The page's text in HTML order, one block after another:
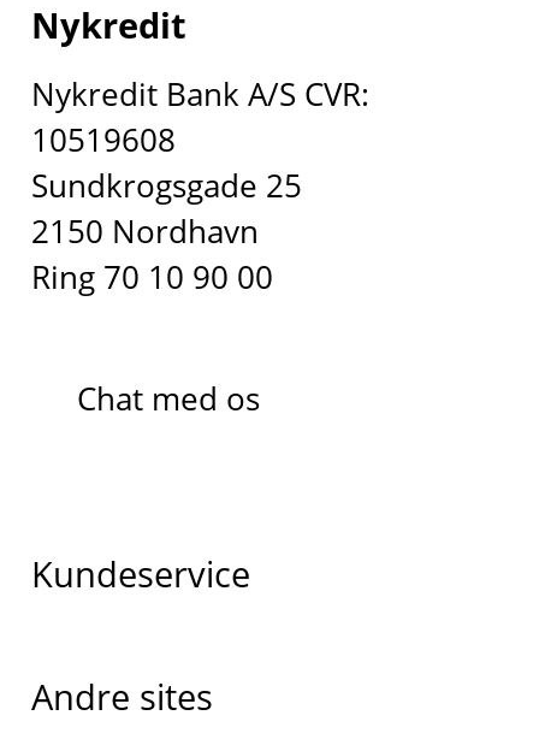
Nykredit
Nykredit Bank A/S CVR:
10519608
Sundkrogsgade 25
2150 Nordhavn
Ring 70 10 90 00
Chat med os
Kundeservice
Andre sites